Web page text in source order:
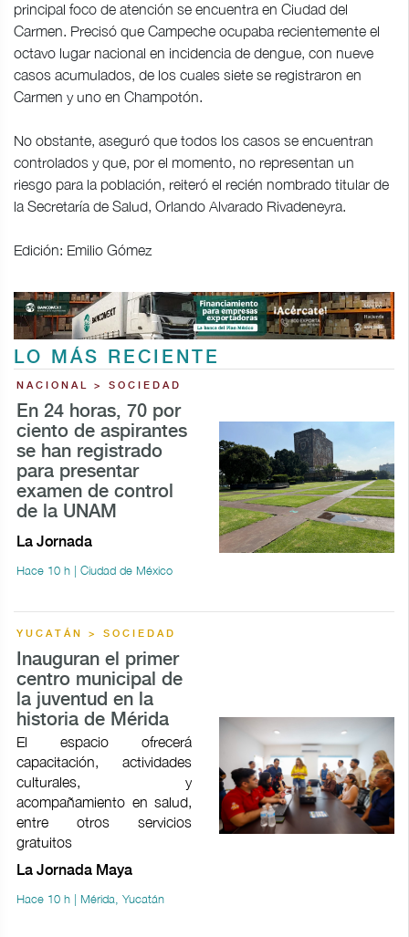
principal foco de atención se encuentra en Ciudad del
Carmen. Precisó que Campeche ocupaba recientemente el
octavo lugar nacional en incidencia de dengue, con nueve
casos acumulados, de los cuales siete se registraron en
Carmen y uno en Champotón.
No obstante, aseguró que todos los casos se encuentran
controlados y que, por el momento, no representan un
riesgo para la población, reiteró el recién nombrado titular de
la Secretaría de Salud, Orlando Alvarado Rivadeneyra.
Edición: Emilio Gómez
LO MÁS RECIENTE
NACIONAL > SOCIEDAD
En 24 horas, 70 por
ciento de aspirantes
se han registrado
para presentar
examen de control
de la UNAM
La Jornada
Hace 10 h | Ciudad de México
YUCATÁN > SOCIEDAD
Inauguran el primer
centro municipal de
la juventud en la
historia de Mérida
El espacio ofrecerá
capacitación, actividades
culturales, y
acompañamiento en salud,
entre otros servicios
gratuitos
La Jornada Maya
Hace 10 h | Mérida, Yucatán